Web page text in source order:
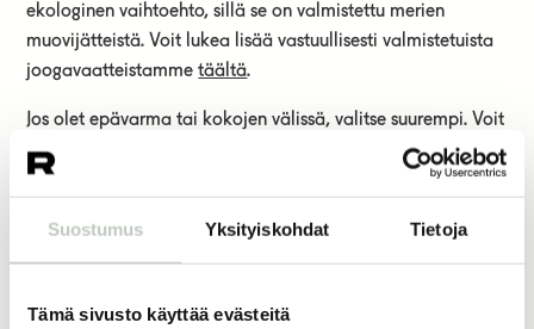
Suostumus Yksityiskohdat Tietoja
Tämä sivusto käyttää evästeitä
ekologinen vaihtoehto, sillä se on valmistettu merien
muovijätteistä. Voit lukea lisää vastuullisesti valmistetuista
joogavaatteistammetäältä.
Jos olet epävarma tai kokojen välissä, valitse suurempi. Voit
tutustua Moonahin koko-oppaaseen